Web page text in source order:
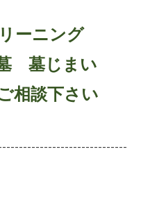
ーニング
墓じまい
相談下さい